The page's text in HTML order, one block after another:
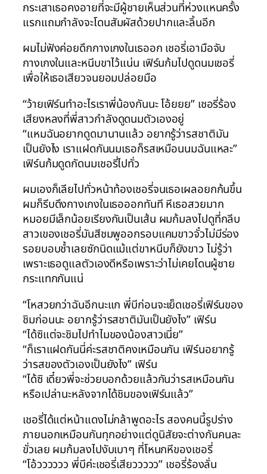
กระเสาเธอคงอายที่จะมีผู้ชายเห็นส่วนที่ห่วงแหนครั้ง
แรกแถมกำลังจะโดนสัมผัสด้วยปากและลิ้นอีก
ผมไม่ฟังค่อยดึกกางเกงในเธออก เชอรี่เอามือจับ
กางเกงในและหนีบขาไว้แน่น เฟิร์นก้มไปดูดนมเชอรี่
เพื่อให้เธอเสียวจนยอมปล่อยมือ
“ว้ายเฟิร์นทำอะไรเราพี่น้องกันนะ โอ้ยยย” เชอรี่ร้อง
เสียงหลงที่พี่สาวกำลังดูดนมตัวเองอยู่
“แหมฉันอยากดูดมานานแล้ว อยากรู้ว่ารสชาติมัน
เป็นยังไง เราแฝดกันนมเธอก็รสเหมือนนมฉันแหละ”
เฟิร์นก้มดูดกัดนมเชอรี่ไปทั่ว
ผมเองก็เลียไปทั่วหน้าท้องเชอรี่จนเธอเผลอยกก้นขึ้น
ผมก็รีบดึงกางเกงในเธอออกทันที หีเธอสวยมาก
หมอยมีเล็กน้อยเรียงกันเป็นเส้น ผมก้มลงไปดูที่กลีบ
สาวเของเชอรี่มันสีชมพูออกรอบแคมขาวจั๋วไม่มีร่อง
รอยบอบช้ำเลยซักนิดแม้แต่ขาหนีบก็ยังขาว ไม่รู้ว่า
เพราะเธอดูแลตัวเองดีหรือเพราะว่าไม่เคยโดนผู้ชาย
กระแทกกันแน่
“โหสวยกว่าฉันอีกนะแก พี่บีก่อนจะเย็ดเชอรี่เฟิร์นของ
ชิมก่อนนะ อยากรู้ว่ารสชาติมันเป็นยังไง” เฟิร์น
“ได้ซิแต่จะชิมไปทำไมของน้องสาวเนี่ย”
“ก็เราแฝดกันนี่ค่ะรสชาติคงเหมือนกัน เฟิร์นอยากรู้
ว่ารสของตัวเองเป็นยังไง” เฟิร์น
“ได้ซิ เดี๋ยวพี่จะช่วยบอกด้วยแล้วกันว่ารสเหมือนกัน
หรือเปล่านะหลังจากได้ชิมของเฟิร์นแล้ว”
เชอรี่ได้แต่หน้าแดงไม่กล้าพูดอะไร สองคนนี้รูปร่าง
ภายนอกเหมือนกันทุกอย่างแต่ดูนิสัยจะต่างกันคนละ
ขั่วเลย ผมก้มลงไปงับเบาๆ ที่โหนกหีของเชอรี่
“โอ้วววววว พี่บีค่ะเชอรี่เสียววววว” เชอรี่ร้องลั่น